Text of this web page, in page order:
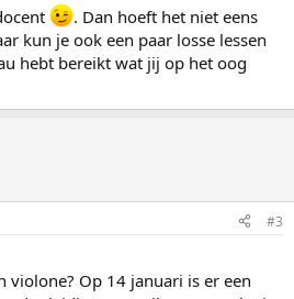
. Dan hoeft het niet eens
kun je ook een paar losse lessen
hebt bereikt wat jij op het oog
#3
violone? Op 14 januari is er een